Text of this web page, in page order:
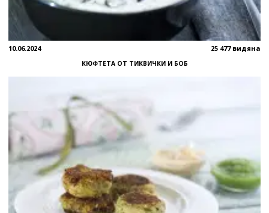
10.06.2024 25 477 видяна
КЮФТЕТА ОТ ТИКВИЧКИ И БОБ